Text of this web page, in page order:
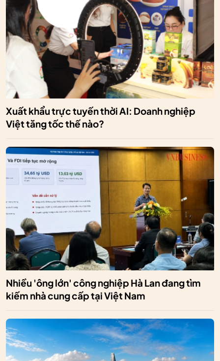
Xuất khẩu trực tuyến thời AI: Doanh nghiệp
Việt tăng tốc thế nào?
Nhiều 'ông lớn' công nghiệp Hà Lan đang tìm
kiếm nhà cung cấp tại Việt Nam